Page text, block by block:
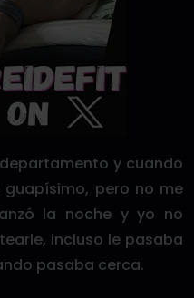
y cuando
pero no me
la noche y yo no
incluso le pasaba
pasaba cerca.